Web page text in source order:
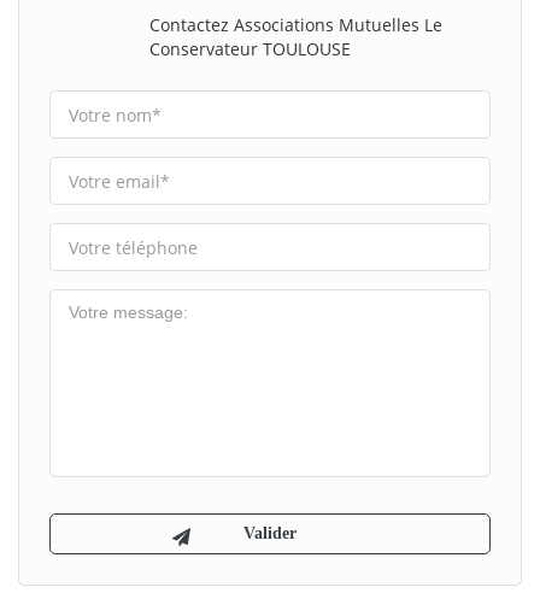
Contactez Associations Mutuelles Le
Conservateur TOULOUSE